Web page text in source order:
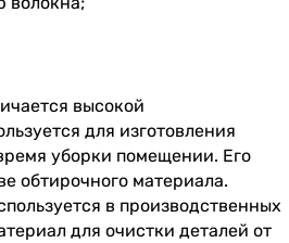
высокой
для изготовления
уборки помещении. Его
обтирочного материала.
в производственных
для очистки деталей от